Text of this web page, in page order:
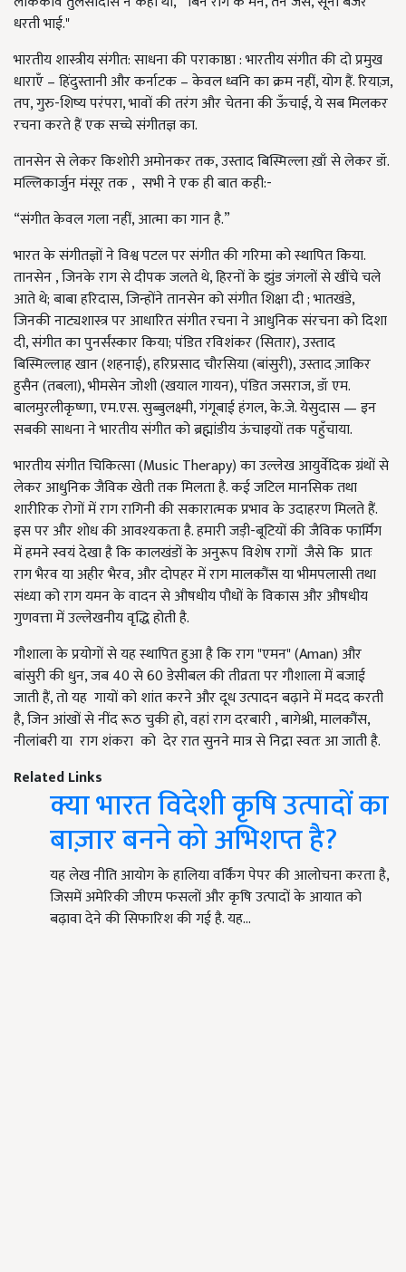
धरती भाई."
भारतीय शास्त्रीय संगीत: साधना की पराकाष्ठा : भारतीय संगीत की दो प्रमुख
धाराएँ – हिंदुस्तानी और कर्नाटक – केवल ध्वनि का क्रम नहीं, योग हैं. रियाज़,
तप, गुरु-शिष्य परंपरा, भावों की तरंग और चेतना की ऊँचाई, ये सब मिलकर
रचना करते हैं एक सच्चे संगीतज्ञ का.
तानसेन से लेकर किशोरी अमोनकर तक, उस्ताद बिस्मिल्ला ख़ाँ से लेकर डॉ.
मल्लिकार्जुन मंसूर तक , सभी ने एक ही बात कही:-
“संगीत केवल गला नहीं, आत्मा का गान है.”
भारत के संगीतज्ञों ने विश्व पटल पर संगीत की गरिमा को स्थापित किया.
तानसेन , जिनके राग से दीपक जलते थे, हिरनों के झुंड जंगलों से खींचे चले
आते थे; बाबा हरिदास, जिन्होंने तानसेन को संगीत शिक्षा दी ; भातखंडे,
जिनकी नाट्यशास्त्र पर आधारित संगीत रचना ने आधुनिक संरचना को दिशा
दी, संगीत का पुनर्संस्कार किया; पंडित रविशंकर (सितार), उस्ताद
बिस्मिल्लाह खान (शहनाई), हरिप्रसाद चौरसिया (बांसुरी), उस्ताद ज़ाकिर
हुसैन (तबला), भीमसेन जोशी (खयाल गायन), पंडित जसराज, डॉ एम.
बालमुरलीकृष्णा, एम.एस. सुब्बुलक्ष्मी, गंगूबाई हंगल, के.जे. येसुदास — इन
सबकी साधना ने भारतीय संगीत को ब्रह्मांडीय ऊंचाइयों तक पहुँचाया.
भारतीय संगीत चिकित्सा (Music Therapy) का उल्लेख आयुर्वेदिक ग्रंथों से
लेकर आधुनिक जैविक खेती तक मिलता है. कई जटिल मानसिक तथा
शारीरिक रोगों में राग रागिनी की सकारात्मक प्रभाव के उदाहरण मिलते हैं.
इस पर और शोध की आवश्यकता है. हमारी जड़ी-बूटियों की जैविक फार्मिंग
में हमने स्वयं देखा है कि कालखंडों के अनुरूप विशेष रागों जैसे कि प्रातः
राग भैरव या अहीर भैरव, और दोपहर में राग मालकौंस या भीमपलासी तथा
संध्या को राग यमन के वादन से औषधीय पौधों के विकास और औषधीय
गुणवत्ता में उल्लेखनीय वृद्धि होती है.
गौशाला के प्रयोगों से यह स्थापित हुआ है कि राग "एमन" (Aman) और
बांसुरी की धुन, जब 40 से 60 डेसीबल की तीव्रता पर गौशाला में बजाई
जाती हैं, तो यह गायों को शांत करने और दूध उत्पादन बढ़ाने में मदद करती
है, जिन आंखों से नींद रूठ चुकी हो, वहां राग दरबारी , बागेश्री, मालकौंस,
नीलांबरी या राग शंकरा को देर रात सुनने मात्र से निद्रा स्वतः आ जाती है.
Related Links
क्या भारत विदेशी कृषि उत्पादों का
बाज़ार बनने को अभिशप्त है?
यह लेख नीति आयोग के हालिया वर्किंग पेपर की आलोचना करता है,
जिसमें अमेरिकी जीएम फसलों और कृषि उत्पादों के आयात को
बढ़ावा देने की सिफारिश की गई है. यह…